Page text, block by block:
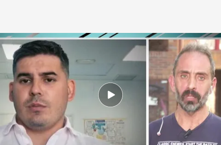
El médico Arturo Henriques hablará con 'Todo es mentira'
Todo es mentira
04 AGO 2022 - 16:36h.
El médico Arturo Henriques alertó a Miguel
Ángel Muñoz en el metro que sus marcas en la
piel eran porque tenía viruela del mono